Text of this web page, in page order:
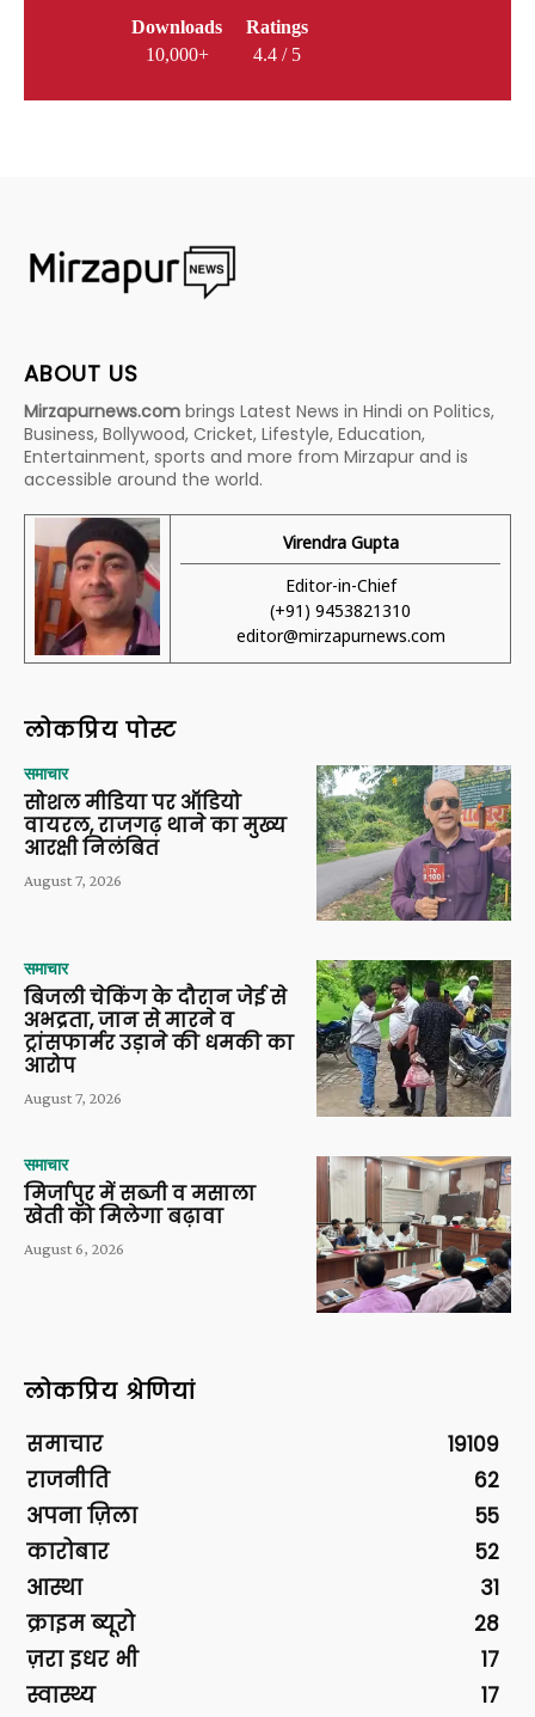
Downloads
10,000+
Ratings
4.4 / 5
ABOUT US
Mirzapurnews.com brings Latest News in Hindi on Politics,
Business, Bollywood, Cricket, Lifestyle, Education,
Entertainment, sports and more from Mirzapur and is
accessible around the world.
Virendra Gupta
Editor-in-Chief
(+91) 9453821310
editor@mirzapurnews.com
लोकप्रिय पोस्ट
समाचार
सोशल मीडिया पर ऑडियो
वायरल, राजगढ़ थाने का मुख्य
आरक्षी निलंबित
August 7, 2026
समाचार
बिजली चेकिंग के दौरान जेई से
अभद्रता, जान से मारने व
ट्रांसफार्मर उड़ाने की धमकी का
आरोप
August 7, 2026
समाचार
मिर्जापुर में सब्जी व मसाला
खेती को मिलेगा बढ़ावा
August 6, 2026
लोकप्रिय श्रेणियां
समाचार
19109
राजनीति
62
अपना ज़िला
55
कारोबार
52
आस्था
31
क्राइम ब्यूरो
28
ज़रा इधर भी
17
स्वास्थ्य
17